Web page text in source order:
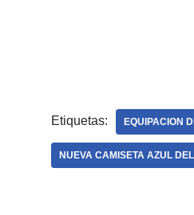
Etiquetas: EQUIPACION
NUEVA CAMISETA AZUL